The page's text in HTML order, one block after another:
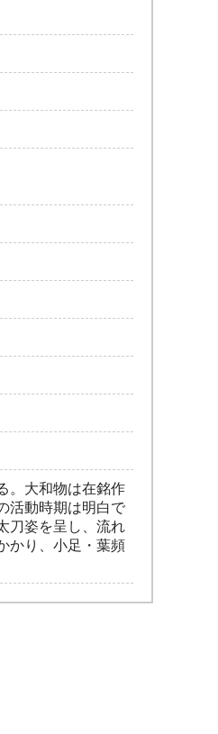
。大和物は在銘作
活動時期は明白で
刀姿を呈し、流れ
かり、小足・葉頻